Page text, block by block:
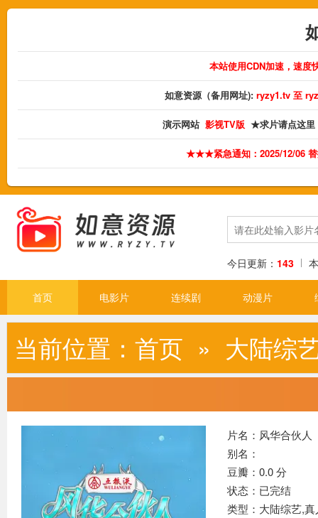
本站使用CDN加速，速度
如意资源（备用网址):ryzy1.tv 至
演示网站 影视TV版 ★求片请点这
★★★紧急通知：2025/12/06 替
今日更新： 143
首页 电影片 连续剧 动漫片
当前位置： 首页 » 大陆综
片名：风华合伙人
别名：
豆瓣：0.0 分
状态：已完结
类型：大陆综艺,真